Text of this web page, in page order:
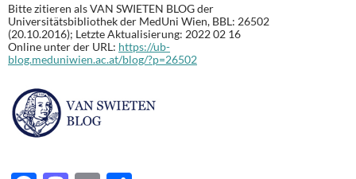
Bitte zitieren als VAN SWIETEN BLOG der
Universitätsbibliothek der MedUni Wien, BBL: 26502
(20.10.2016); Letzte Aktualisierung: 2022 02 16
Online unter der URL: https://ub-
blog.meduniwien.ac.at/blog/?p=26502